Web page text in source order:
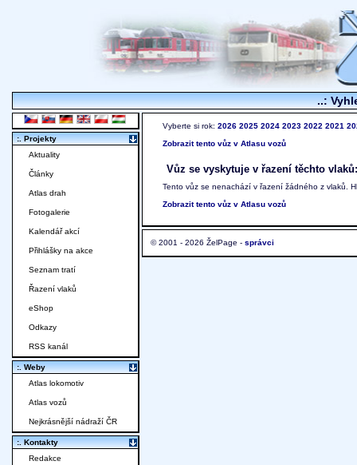
..:
Vyberte si rok: 2026 2025 2024 2023 2022 2021
Zobrazit tento vůz v Atlasu vozů
Vůz se vyskytuje v řazení těchto vlaků:
Tento vůz se nenachází v řazení žádného z vlaků.
Zobrazit tento vůz v Atlasu vozů
© 2001 - 2026 ŽelPage - správci
:. Projekty
Aktuality
Články
Atlas drah
Fotogalerie
Kalendář akcí
Přihlášky na akce
Seznam tratí
Řazení vlaků
eShop
Odkazy
RSS kanál
:. Weby
Atlas lokomotiv
Atlas vozů
Nejkrásnější nádraží ČR
:. Kontakty
Redakce